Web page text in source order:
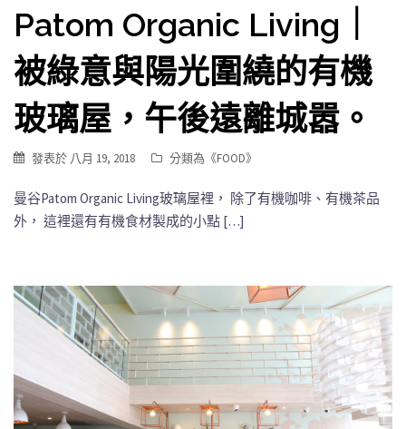
Patom Organic Living｜
被綠意與陽光圍繞的有機
玻璃屋，午後遠離城嚣。
發表於 八月 19, 2018 分類為《FOOD》
曼谷Patom Organic Living玻璃屋裡， 除了有機咖啡、有機茶品
外， 這裡還有有機食材製成的小點 […]